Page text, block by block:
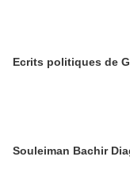
Ecrits politiques de
Souleiman Bachir